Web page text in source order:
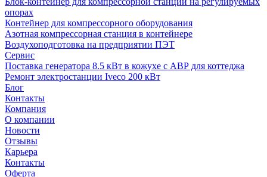
опорах
Контейнер для компрессорного оборудования
Азотная компрессорная станция в контейнере
Воздухоподготовка на предприятии ПЭТ
Сервис
Поставка генератора 8.5 кВт в кожухе с АВР для коттеджа
Ремонт электростанции Iveco 200 кВт
Блог
Контакты
Компания
О компании
Новости
Отзывы
Карьера
Контакты
Оферта